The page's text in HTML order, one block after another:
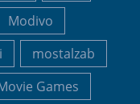
Modivo
mostalzab
Games